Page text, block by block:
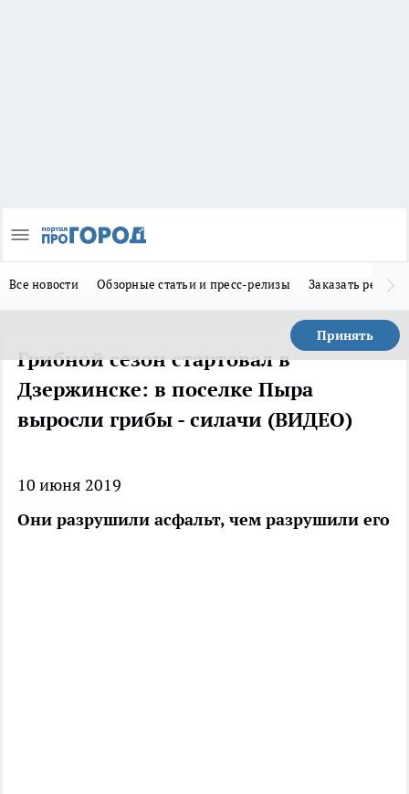
Все новости Обзорные статьи и пресс-релизы Заказать
Принять
Грибной сезон стартовал в
Дзержинске: в поселке Пыра
выросли грибы - силачи (ВИДЕО)
10 июня 2019
Они разрушили асфальт, чем разрушили его